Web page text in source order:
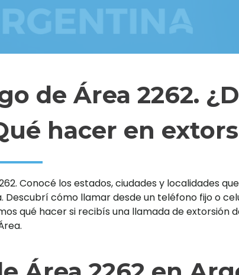
de Área 2262.
hacer en
Conocé los estados, ciudades y localidades
cómo llamar desde un teléfono fijo o
qué hacer si recibís una llamada de extorsión